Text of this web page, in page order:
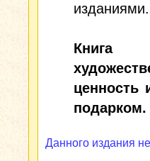
изданиями.
Книга
ценность
подарком.
Данного издания